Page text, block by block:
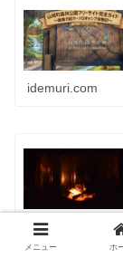
idemuri.com
idemuri.com
メニュー ホ